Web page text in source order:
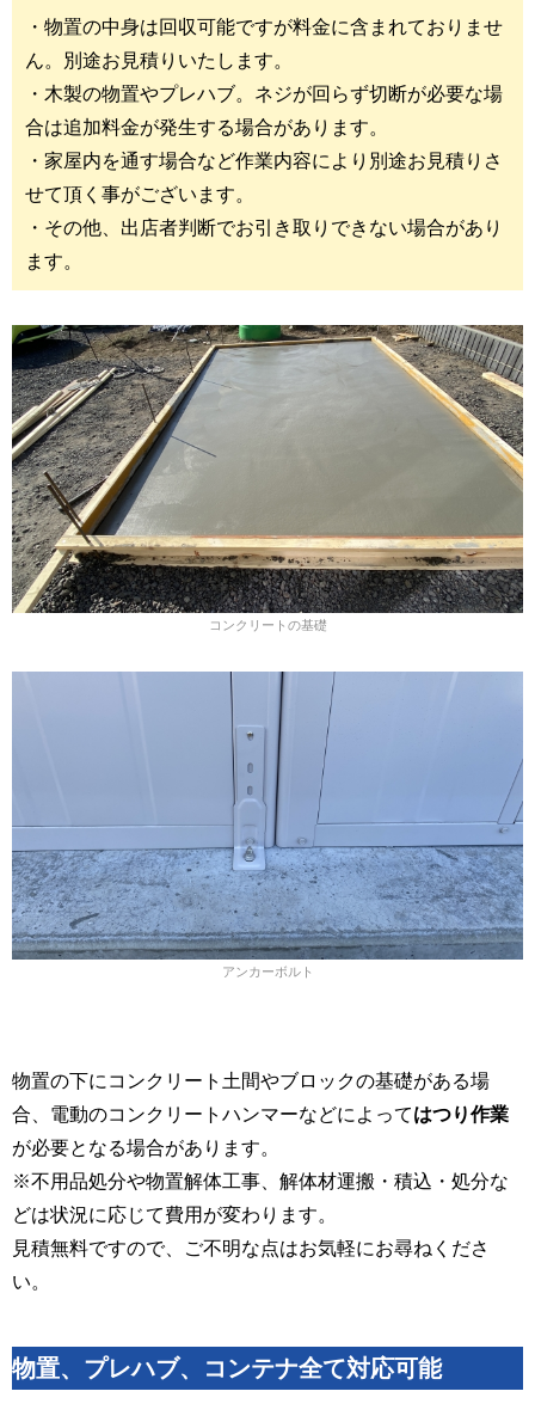
・物置の中身は回収可能ですが料金に含まれておりませ
ん。別途お見積りいたします。
・木製の物置やプレハブ。ネジが回らず切断が必要な場
合は追加料金が発生する場合があります。
・家屋内を通す場合など作業内容により別途お見積りさ
せて頂く事がございます。
・その他、出店者判断でお引き取りできない場合があり
ます。
コンクリートの基礎
アンカーボルト
物置の下にコンクリート土間やブロックの基礎がある場
合、電動のコンクリートハンマーなどによってはつり作業
が必要となる場合があります。
※不用品処分や物置解体工事、解体材運搬・積込・処分な
どは状況に応じて費用が変わります。
見積無料ですので、ご不明な点はお気軽にお尋ねくださ
い。
物置、プレハブ、コンテナ全て対応可能